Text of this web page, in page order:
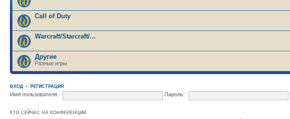
Call of Duty
Warcraft/Starcraft/...
Другие
Разные игры
ВХОД• РЕГИСТРАЦИЯ
Имя пользователя: Пароль:
КТО СЕЙЧАС НА КОНФЕРЕНЦИИ